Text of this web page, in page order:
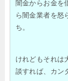
闇金からお金を
ら闇金業者を怒
ち。
けれどもそれは
談すれば、カン